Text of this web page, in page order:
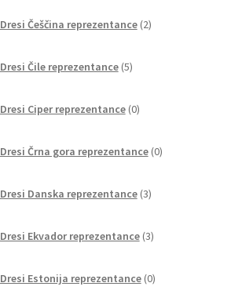
Dresi Češčina reprezentance 2izdelka
Dresi Čile reprezentance 5izdelkov
Dresi Ciper reprezentance 0izdelkov
Dresi Črna gora reprezentance 0izdelkov
Dresi Danska reprezentance 3izdelki
Dresi Ekvador reprezentance 3izdelki
Dresi Estonija reprezentance 0izdelkov